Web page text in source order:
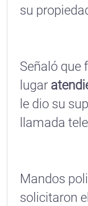
su
Señaló que
lugar
le dio su
llamada
Mandos
solicitaron